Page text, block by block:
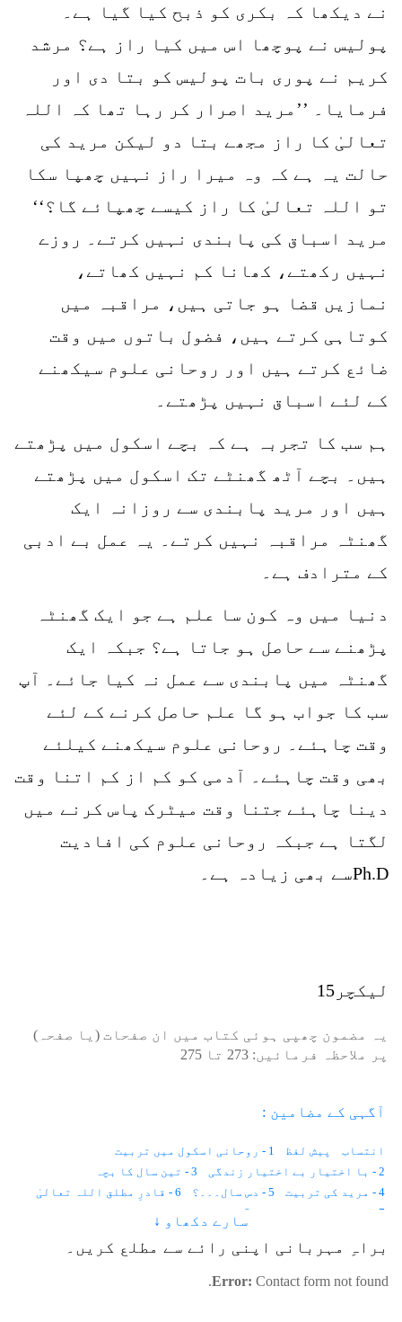
نے دیکھا کہ بکری کو ذبح کیا گیا ہے۔
پولیس نے پوچھا اس میں کیا راز ہے؟ مرشد
کریم نے پوری بات پولیس کو بتا دی اور
فرمایا۔ ’’مرید اصرار کر رہا تھا کہ اللہ
تعالیٰ کا راز مجھے بتا دو لیکن مرید کی
حالت یہ ہے کہ وہ میرا راز نہیں چھپا سکا
تو اللہ تعالیٰ کا راز کیسے چھپائے گا؟‘‘
مرید اسباق کی پابندی نہیں کرتے۔ روزے
نہیں رکھتے، کھانا کم نہیں کھاتے،
نمازیں قضا ہو جاتی ہیں، مراقبہ میں
کوتاہی کرتے ہیں، فضول باتوں میں وقت
ضائع کرتے ہیں اور روحانی علوم سیکھنے
کے لئے اسباق نہیں پڑھتے۔
ہم سب کا تجربہ ہے کہ بچے اسکول میں پڑھتے
ہیں۔ بچے آٹھ گھنٹے تک اسکول میں پڑھتے
ہیں اور مرید پابندی سے روزانہ ایک
گھنٹہ مراقبہ نہیں کرتے۔ یہ عمل بے ادبی
کے مترادف ہے۔
دنیا میں وہ کون سا علم ہے جو ایک گھنٹہ
پڑھنے سے حاصل ہو جاتا ہے؟ جبکہ ایک
گھنٹہ میں پابندی سے عمل نہ کیا جائے۔ آپ
سب کا جواب ہو گا علم حاصل کرنے کے لئے
وقت چاہئے۔ روحانی علوم سیکھنے کیلئے
بھی وقت چاہئے۔ آدمی کو کم از کم اتنا وقت
دینا چاہئے جتنا وقت میٹرک پاس کرنے میں
لگتا ہے جبکہ روحانی علوم کی افادیت
Ph.Dسے بھی زیادہ ہے۔
لیکچر15
یہ مضمون چھپی ہوئی کتاب میں ان صفحات (یا صفحہ)
پر ملاحظہ فرمائیں: 273 تا 275
آگہی کے مضامین :
انتساب پیش لفظ
1 - روحانی اسکول میں تربیت
2 - با اختیار بے اختیار زندگی
3 - تین سال کا بچہ
4 - مرید کی تربیت
5 - دس سال۔۔۔؟
6 - قادرِ مطلق اللہ تعالیٰ
7 - موت حفاظت کرتی ہے
8 - باہر نہیں ہم اندر دیکھتے ہیں
10 - نیند اور شعور
12 - لازمانیت اور زمانیت
13 - مثال
14 - وقت۔۔۔؟
سارے دکھاو ↓
براہِ مہربانی اپنی رائے سے مطلع کریں۔
Error: Contact form not found.